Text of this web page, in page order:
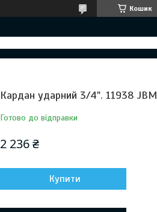
Кошик
Кардан ударний 3/4". 11938 JBM
Готово до відправки
2 236 ₴
Купити